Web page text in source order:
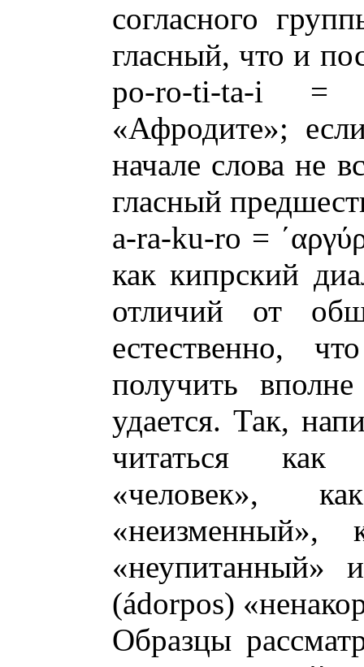
согласного
гласный, что и
po-ro-ti-ta-i
«Афродите»;
начале слова не
гласный
a-ra-ku-ro =
как кипрский
отличий от
естественно,
получить
удается. Так,
читаться
«человек»,
«неупитанный»
(ádorpos)
Образцы